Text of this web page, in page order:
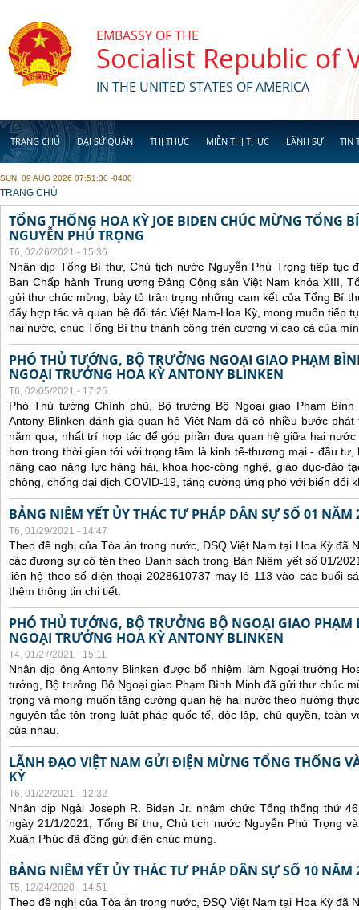
EMBASSY OF THE
Socialist Republic of
IN THE UNITED STATES OF AMERICA
TRANG CHỦ ĐẠI SỨ QUÁN THỊ THỰC MIỄN THỊ THỰC LÃNH SỰ TIN
SUN, 09 AUG 2026 07:51:30 -0400
YOU ARE HERE
TRANG CHỦ
TỔNG THỐNG HOA KỲ JOE BIDEN CHÚC MỪNG TỔNG
NGUYỄN PHÚ TRỌNG
T6, 02/26/2021 - 15:36
Nhân dịp Tổng Bí thư, Chủ tịch nước Nguyễn Phú Trọng tiếp tục
Ban Chấp hành Trung ương Đảng Cộng sản Việt Nam khóa XIII,
gửi thư chúc mừng, bày tỏ trân trọng những cam kết của Tổng Bí
đẩy hợp tác và quan hệ đối tác Việt Nam-Hoa Kỳ, mong muốn tiếp
hai nước, chúc Tổng Bí thư thành công trên cương vị cao cả của
PHÓ THỦ TƯỚNG, BỘ TRƯỞNG NGOẠI GIAO PHẠM
NGOẠI TRƯỞNG HOA KỲ ANTONY BLINKEN
T6, 02/05/2021 - 17:25
Phó Thủ tướng Chính phủ, Bộ trưởng Bộ Ngoại giao Phạm
Antony Blinken đánh giá quan hệ Việt Nam đã có nhiều bước
năm qua; nhất trí hợp tác để góp phần đưa quan hệ giữa hai
hơn trong thời gian tới với trọng tâm là kinh tế-thương mại - đầu tư,
nâng cao năng lực hàng hải, khoa học-công nghệ, giáo dục-đào
phòng, chống đại dịch COVID-19, tăng cường ứng phó với biến đổi
BẢNG NIÊM YẾT ỦY THÁC TƯ PHÁP DÂN SỰ SỐ 01 NĂM
T6, 01/29/2021 - 14:47
Theo đề nghị của Tòa án trong nước, ĐSQ Việt Nam tại Hoa Kỳ đã
các đương sự có tên theo Danh sách trong Bản Niêm yết số 01/
liên hệ theo số điện thoại 2028610737 máy lẻ 113 vào các buổi
thêm thông tin chi tiết.
PHÓ THỦ TƯỚNG, BỘ TRƯỞNG BỘ NGOẠI GIAO
NGOẠI TRƯỞNG HOA KỲ ANTONY BLINKEN
T4, 01/27/2021 - 15:11
Nhân dịp ông Antony Blinken được bổ nhiệm làm Ngoại trưởng
tướng, Bộ trưởng Bộ Ngoại giao Phạm Bình Minh đã gửi thư chúc
trọng và mong muốn tăng cường quan hệ hai nước theo hướng
nguyên tắc tôn trọng luật pháp quốc tế, độc lập, chủ quyền, toàn
của nhau.
LÃNH ĐẠO VIỆT NAM GỬI ĐIỆN MỪNG TỔNG THỐNG
KỲ
T6, 01/22/2021 - 12:32
Nhân dịp Ngài Joseph R. Biden Jr. nhậm chức Tổng thống thứ
ngày 21/1/2021, Tổng Bí thư, Chủ tịch nước Nguyễn Phú Trọng
Xuân Phúc đã đồng gửi điện chúc mừng.
BẢNG NIÊM YẾT ỦY THÁC TƯ PHÁP DÂN SỰ SỐ 10 NĂM
T5, 12/24/2020 - 14:51
Theo đề nghị của Tòa án trong nước, ĐSQ Việt Nam tại Hoa Kỳ đã